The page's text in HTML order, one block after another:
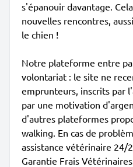
s'épanouir davantage.
nouvelles rencontres,
le chien !
Notre plateforme entre
volontariat : le site ne
emprunteurs, inscrits par
par une motivation
d'autres plateformes
walking. En cas de
assistance vétérinaire 24/
Garantie Frais